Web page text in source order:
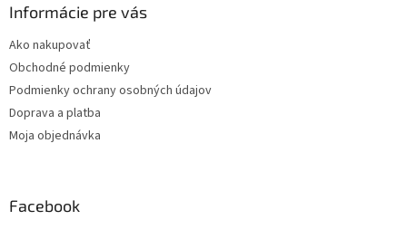
Informácie pre vás
Ako nakupovať
Obchodné podmienky
Podmienky ochrany osobných údajov
Doprava a platba
Moja objednávka
Facebook